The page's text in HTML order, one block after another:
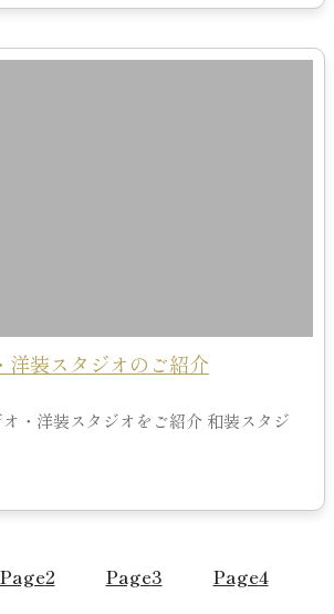
洋装スタジオのご紹介
・洋装スタジオをご紹介 和装スタジ
Page2 Page3 Page4